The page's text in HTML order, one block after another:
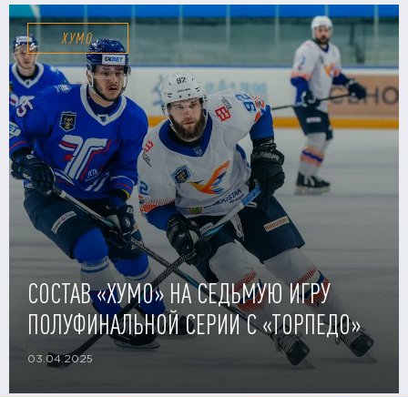
ХУМО
СОСТАВ «ХУМО» НА СЕДЬМУЮ ИГРУ
ПОЛУФИНАЛЬНОЙ СЕРИИ С «ТОРПЕДО»
03.04.2025